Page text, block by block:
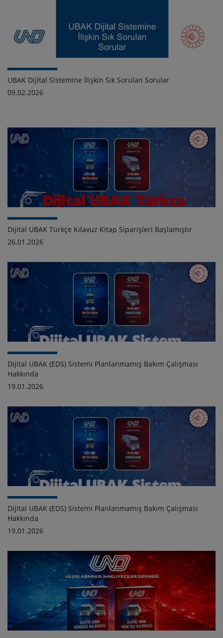
UBAK Dijital Sistemine İlişkin Sık Sorulan Sorular
09.02.2026
Dijital UBAK Türkçe Kılavuz Kitap Siparişleri Başlamıştır
26.01.2026
Dijital UBAK (EDS) Sistemi Planlanmamış Bakım Çalışması
Hakkında
19.01.2026
Dijital UBAK (EDS) Sistemi Planlanmamış Bakım Çalışması
Hakkında
19.01.2026